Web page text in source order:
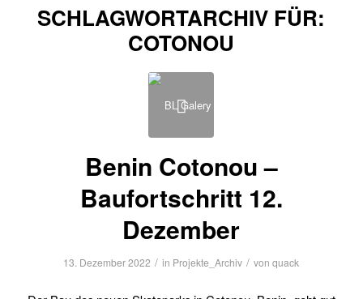
SCHLAGWORTARCHIV FÜR:
COTONOU
Benin Cotonou –
Baufortschritt 12.
Dezember
13. Dezember 2022 / in Projekte_Archiv / vonquack